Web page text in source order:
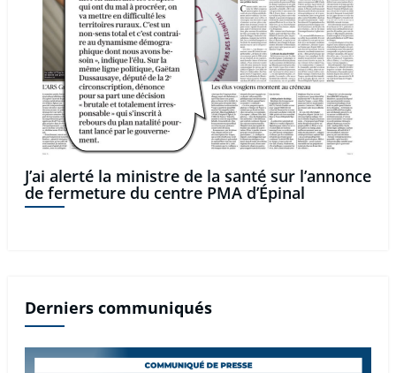
J’ai alerté la ministre de la santé sur l’annonce
de fermeture du centre PMA d’Épinal
Derniers communiqués